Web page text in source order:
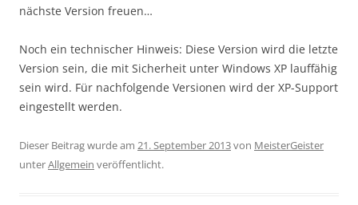
nächste Version freuen…
Noch ein technischer Hinweis: Diese Version wird die letzte
Version sein, die mit Sicherheit unter Windows XP lauffähig
sein wird. Für nachfolgende Versionen wird der XP-Support
eingestellt werden.
Dieser Beitrag wurde am 21. September 2013von MeisterGeister
unterAllgemein veröffentlicht.